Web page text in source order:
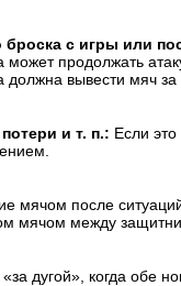
броска с игры или
может продолжать
должна вывести мяч
и т. п.: Если
мячом после
мячом между
дугой», когда обе